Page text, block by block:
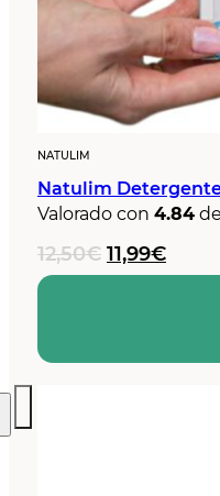
NATULIM
Natulim Detergente
Valorado con 4.84
12,50€ El
precio
11,99€El